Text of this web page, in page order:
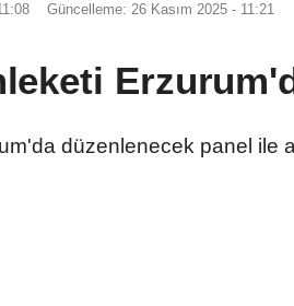
Güncelleme: 26 Kasım 2025 - 11:21
düzenlenecek panel ile